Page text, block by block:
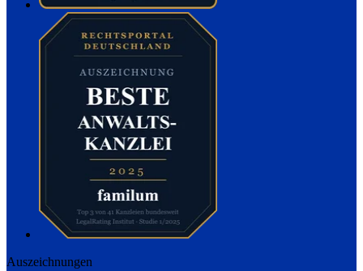
Auszeichnungen